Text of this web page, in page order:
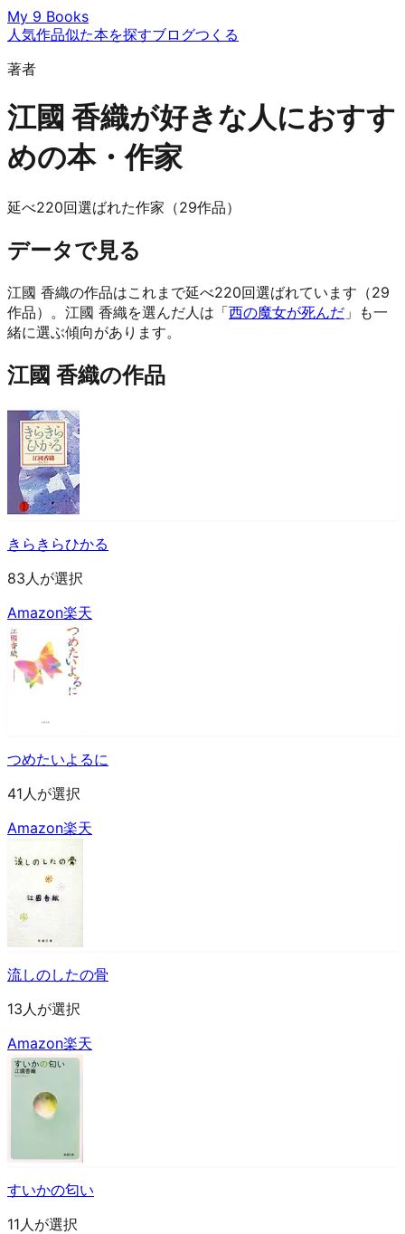
My 9 Books
人気作品似た本を探すブログつくる
著者
江國 香織が好きな人におすす
めの本・作家
延べ220回選ばれた作家（29作品）
データで見る
江國 香織の作品はこれまで延べ220回選ばれています（29
作品）。江國 香織を選んだ人は「西の魔女が死んだ 」も一
緒に選ぶ傾向があります。
江國 香織の作品
きらきらひかる
83人が選択
Amazon楽天
つめたいよるに
41人が選択
Amazon楽天
流しのしたの骨
13人が選択
Amazon楽天
すいかの匂い
11人が選択